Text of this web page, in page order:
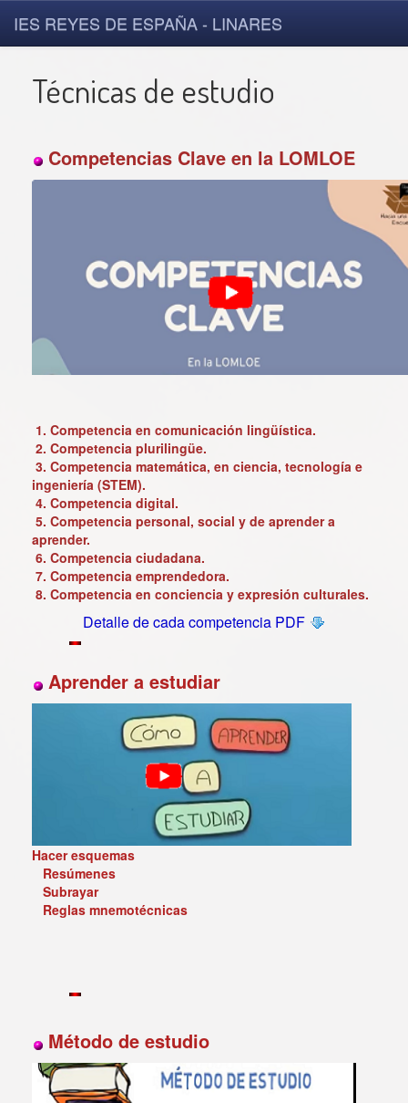
IES REYES DE ESPAÑA - LINARES
Técnicas de estudio
Competencias Clave en la LOMLOE
1. Competencia en comunicación lingüística.
2. Competencia plurilingüe.
3. Competencia matemática, en ciencia, tecnología e
ingeniería (STEM).
4. Competencia digital.
5. Competencia personal, social y de aprender a
aprender.
6. Competencia ciudadana.
7. Competencia emprendedora.
8. Competencia en conciencia y expresión culturales.
Detalle de cada competencia PDF
Aprender a estudiar
Hacer esquemas
Resúmenes
Subrayar
Reglas mnemotécnicas
Método de estudio